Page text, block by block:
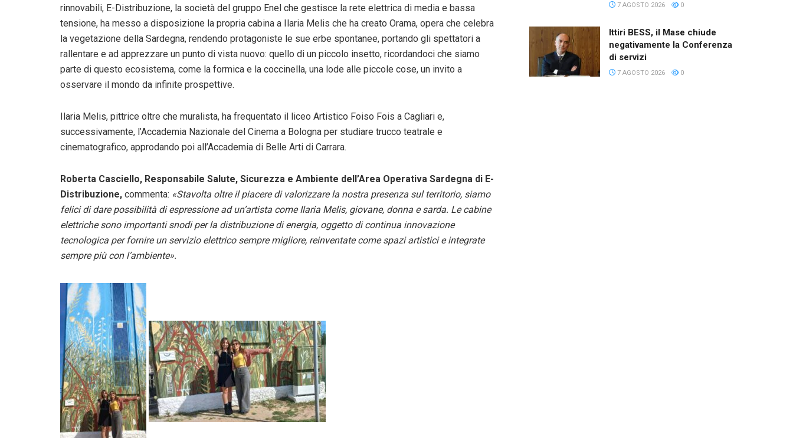
rinnovabili, E-Distribuzione, la società del gruppo Enel che gestisce la rete elettrica di media e bassa
tensione, ha messo a disposizione la propria cabina a Ilaria Melis che ha creato Orama, opera che celebra
la vegetazione della Sardegna, rendendo protagoniste le sue erbe spontanee, portando gli spettatori a
rallentare e ad apprezzare un punto di vista nuovo: quello di un piccolo insetto, ricordandoci che siamo
parte di questo ecosistema, come la formica e la coccinella, una lode alle piccole cose, un invito a
osservare il mondo da infinite prospettive.
Ilaria Melis, pittrice oltre che muralista, ha frequentato il liceo Artistico Foiso Fois a Cagliari e,
successivamente, l’Accademia Nazionale del Cinema a Bologna per studiare trucco teatrale e
cinematografico, approdando poi all’Accademia di Belle Arti di Carrara.
Roberta Casciello, Responsabile Salute, Sicurezza e Ambiente dell’Area Operativa Sardegna di E-
Distribuzione, commenta: «Stavolta oltre il piacere di valorizzare la nostra presenza sul territorio, siamo
felici di dare possibilità di espressione ad un’artista come Ilaria Melis, giovane, donna e sarda. Le cabine
elettriche sono importanti snodi per la distribuzione di energia, oggetto di continua innovazione
tecnologica per fornire un servizio elettrico sempre migliore, reinventate come spazi artistici e integrate
sempre più con l’ambiente».
7 AGOSTO 2026 0
Ittiri BESS, il Mase chiude
negativamente la Conferenza
di servizi
7 AGOSTO 2026 0